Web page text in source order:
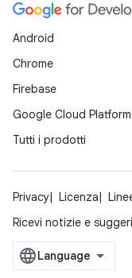
Android
Chrome
Firebase
Google Cloud Platform
Tutti i prodotti
Privacy Licenza
Ricevi notizie e